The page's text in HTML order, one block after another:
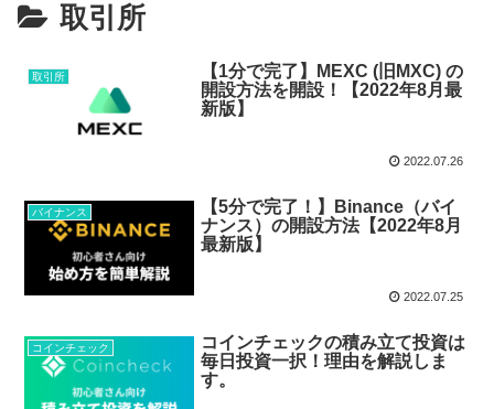
取引所
取引所
【1分で完了】MEXC (旧MXC) の
開設方法を開設！【2022年8月最
新版】
2022.07.26
バイナンス
【5分で完了！】Binance（バイ
ナンス）の開設方法【2022年8月
最新版】
2022.07.25
コインチェック
コインチェックの積み立て投資は
毎日投資一択！理由を解説しま
す。